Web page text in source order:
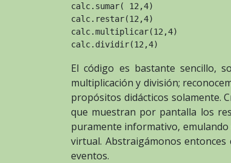
calc.sumar( 12,4)
calc.restar(12,4)
calc.multiplicar(12,4)
calc.dividir(12,4)
El código es bastante sencillo,
multiplicación y división;
propósitos didácticos solamente.
que muestran por pantalla los
puramente informativo, emulando
virtual. Abstraigámonos
eventos.